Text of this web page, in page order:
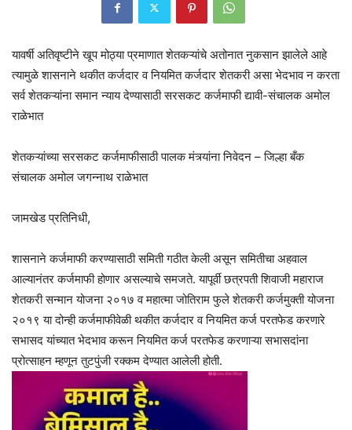
यावर्षी अतिवृष्टीने खूप मोठ्या प्रमाणात शेतकऱ्यांचे अतोनात नुकसान झालेले आहे
त्यामुळे शासनाने थकीत कर्जदार व नियमित कर्जदार शेतकरी असा भेदभाव न करता
सर्व शेतकऱ्यांना समान न्याय देण्यासाठी सरसकट कर्जमाफी द्यावी-संचालक अमोल
राळेभात
शेतकऱ्यांच्या सरसकट कर्जमाफीसाठी पालक मंत्र्यांना निवेदन – जिल्हा बँक
संचालक अमोल जगन्नाथ राळेभात
जामखेड प्रतिनिधी,
शासनाने कर्जमाफी करण्यासाठी समिती गठीत केली असून समितीचा अहवाल
आल्यानंतर कर्जमाफी होणार असल्याचे समजते. यापूर्वी छत्रपती शिवाजी महाराज
शेतकरी सन्मान योजना २०१७ व महात्मा जोतिराम फुले शेतकरी कर्जमुक्ती योजना
२०१९ या दोन्ही कर्जमाफीवेळी थकीत कर्जदार व नियमित कर्ज परतफेड करणारे
सभासद यांच्यात भेदभाव करून नियमित कर्ज परतफेड करणाऱ्या सभासदांना
प्रोत्साहन म्हणून तुटपुंजी रक्कम देण्यात आलेली होती.